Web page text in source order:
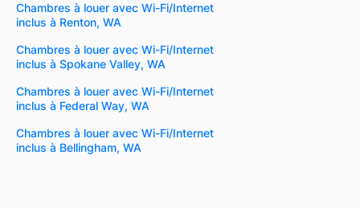
Chambres à louer avec Wi-Fi/Internet
inclus à Renton, WA
Chambres à louer avec Wi-Fi/Internet
inclus à Spokane Valley, WA
Chambres à louer avec Wi-Fi/Internet
inclus à Federal Way, WA
Chambres à louer avec Wi-Fi/Internet
inclus à Bellingham, WA